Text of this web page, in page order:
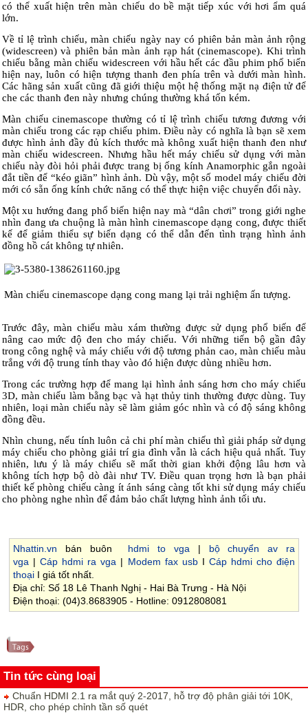
có thể xuất hiện trên màn chiếu do bề mặt tiếp xúc với hơi ẩm quá
lớn.
Về tỉ lệ trình chiếu, màn chiếu ngày nay có phiên bản màn ảnh rộng
(widescreen) và phiên bản màn ảnh rạp hát (cinemascope). Khi trình
chiếu bằng màn chiếu widescreen với hầu hết các đầu phim phổ biến
hiện nay, luôn có hiện tượng thanh đen phía trên và dưới màn hình.
Các hãng sản xuất cũng đã giới thiệu một hệ thống mặt nạ điện tử để
che các thanh đen này nhưng chúng thường khá tốn kém.
Màn chiếu cinemascope thường có tỉ lệ trình chiếu tương đương với
màn chiếu trong các rạp chiếu phim. Điều này có nghĩa là bạn sẽ xem
được hình ảnh đầy đủ kích thước mà không xuất hiện thanh đen như
màn chiếu widescreen. Nhưng hầu hết máy chiếu sử dụng với màn
chiếu này đòi hỏi phải được trang bị ống kính Anamorphic gắn ngoài
đắt tiền để “kéo giãn” hình ảnh. Dù vậy, một số model máy chiếu đời
mới có sẵn ống kính chức năng có thể thực hiện việc chuyển đổi này.
Một xu hướng đang phổ biến hiện nay mà “dân chơi” trong giới nghe
nhìn đang ưa chuộng là màn hình cinemascope dạng cong, được thiết
kế để giảm thiểu sự biến dạng có thể dẫn đến tình trạng hình ảnh
đồng hồ cát không tự nhiên.
Màn chiếu cinemascope dạng cong mang lại trải nghiệm ấn tượng.
Trước đây, màn chiếu màu xám thường được sử dụng phổ biến để
nâng cao mức độ đen cho máy chiếu. Với những tiến bộ gần đây
trong công nghệ và máy chiếu với độ tương phản cao, màn chiếu màu
trắng với độ trung tính thay vào đó hiện được dùng nhiều hơn.
Trong các trường hợp để mang lại hình ảnh sáng hơn cho máy chiếu
3D, màn chiếu làm bằng bạc và hạt thủy tinh thường được dùng. Tuy
nhiên, loại màn chiếu này sẽ làm giảm góc nhìn và có độ sáng không
đồng đều.
Nhìn chung, nếu tính luôn cả chi phí màn chiếu thì giải pháp sử dụng
máy chiếu cho phòng giải trí gia đình vẫn là cách hiệu quả nhất. Tuy
nhiên, lưu ý là máy chiếu sẽ mất thời gian khởi động lâu hơn và
không tích hợp bộ dò đài như TV. Điều quan trọng hơn là bạn phải
thiết kế phòng chiếu càng ít ánh sáng càng tốt khi sử dụng máy chiếu
cho phòng nghe nhìn để đảm bảo chất lượng hình ảnh tối ưu.
Nhattin.vn bán buôn hdmi to vga | bộ chuyển av ra
vga |Cáp hdmi ra vga | Modem fax usbI Cáp hdmi cho điện
thoại I giá tốt nhất.
Địa chỉ: Số 18 Lê Thanh Nghị - Hai Bà Trưng - Hà Nội
Điện thoại: (04)3.8683905 - Hotline: 0912808081
Tin tức cùng loại
Chuẩn HDMI 2.1 ra mắt quý 2-2017, hỗ trợ độ phân giải tới 10K,
HDR, cho phép chỉnh tần số quét